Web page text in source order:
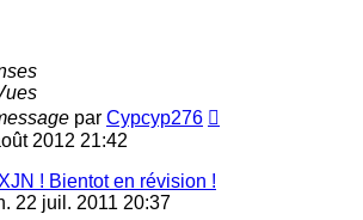
par Cypcyp276
2012 21:42
! Bientot en révision !
22 juil. 2011 20:37